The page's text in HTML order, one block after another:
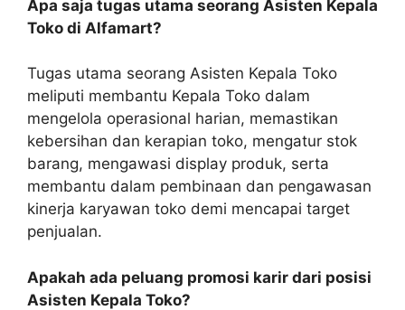
Apa saja tugas utama seorang Asisten Kepala
Toko di Alfamart?
Tugas utama seorang Asisten Kepala Toko
meliputi membantu Kepala Toko dalam
mengelola operasional harian, memastikan
kebersihan dan kerapian toko, mengatur stok
barang, mengawasi display produk, serta
membantu dalam pembinaan dan pengawasan
kinerja karyawan toko demi mencapai target
penjualan.
Apakah ada peluang promosi karir dari posisi
Asisten Kepala Toko?